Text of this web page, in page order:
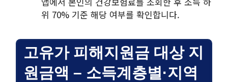
위 70% 기준 해당 여부를 확인합니다.
고유가 피해지원금 대상 지
원금액 – 소득계층별·지역